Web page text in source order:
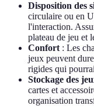
Disposition des
circulaire ou en
l'interaction.
plateau de jeu et
Confort : Les
jeux peuvent
rigides qui
Stockage des
cartes et
organisation